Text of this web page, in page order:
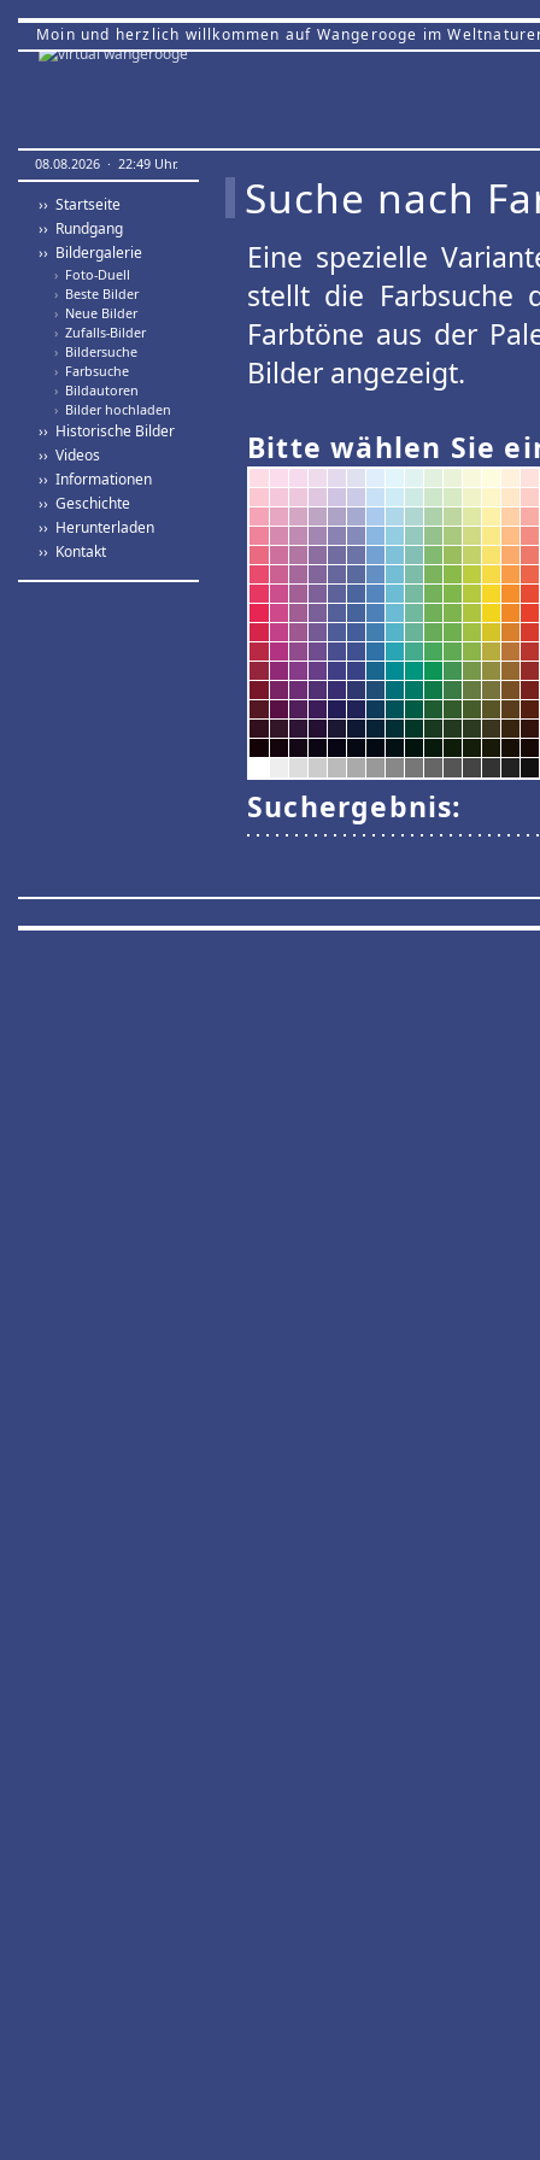
Moin und herzlich willkommen auf Wangerooge im
08.08.2026 · 22:49 Uhr.
›› Startseite
›› Rundgang
›› Bildergalerie
› Foto-Duell
› Beste Bilder
› Neue Bilder
› Zufalls-Bilder
› Bildersuche
› Farbsuche
› Bildautoren
› Bilder hochladen
›› Historische Bilder
›› Videos
›› Informationen
›› Geschichte
›› Herunterladen
›› Kontakt
Suche nach
Eine spezielle
stellt die Farbsuche
Farbtöne aus der
Bilder angezeigt.
Bitte wählen Sie
Suchergebnis: